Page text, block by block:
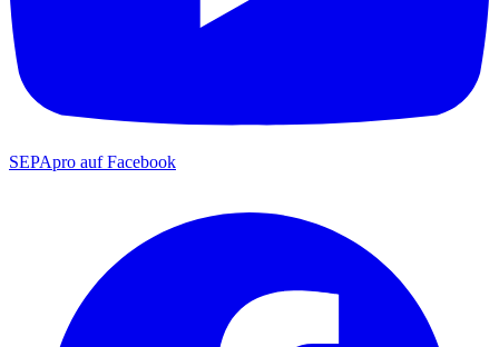
SEPApro auf Facebook